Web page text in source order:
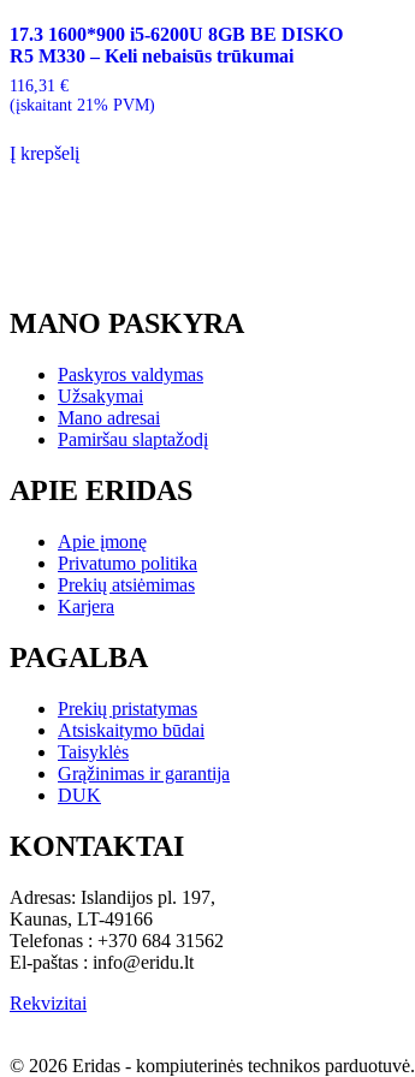
17.3 1600*900 i5-6200U 8GB BE DISKO
R5 M330 – Keli nebaisūs trūkumai
116,31 €
(įskaitant 21% PVM)
Į krepšelį
MANO PASKYRA
Paskyros valdymas
Užsakymai
Mano adresai
Pamiršau slaptažodį
APIE ERIDAS
Apie įmonę
Privatumo politika
Prekių atsiėmimas
Karjera
PAGALBA
Prekių pristatymas
Atsiskaitymo būdai
Taisyklės
Grąžinimas ir garantija
DUK
KONTAKTAI
Adresas: Islandijos pl. 197,
Kaunas, LT-49166
Telefonas : +370 684 31562
El-paštas : info@eridu.lt
Rekvizitai
© 2026 Eridas - kompiuterinės technikos parduotuvė.